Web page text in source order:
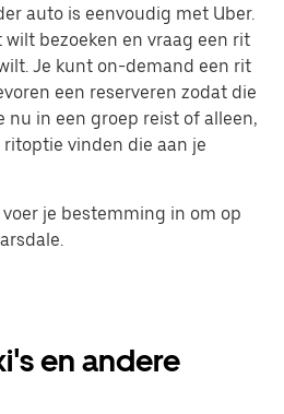
auto is eenvoudig met Uber.
bezoeken en vraag een rit
Je kunt on-demand een rit
een reserveren zodat die
nu in een groep reist of alleen,
vinden die aan je
je bestemming in om op
en andere